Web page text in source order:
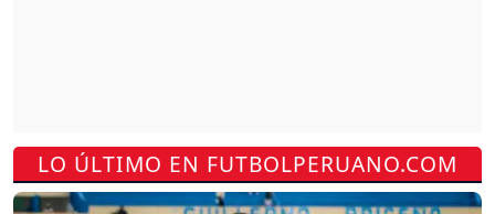
LO ÚLTIMO EN FUTBOLPERUANO.COM